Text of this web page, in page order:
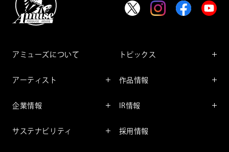
アミューズについて
アーティスト
企業情報
サステナビリティ
トピックス
レポート
作品情報
コミック
IR情報
採用情報